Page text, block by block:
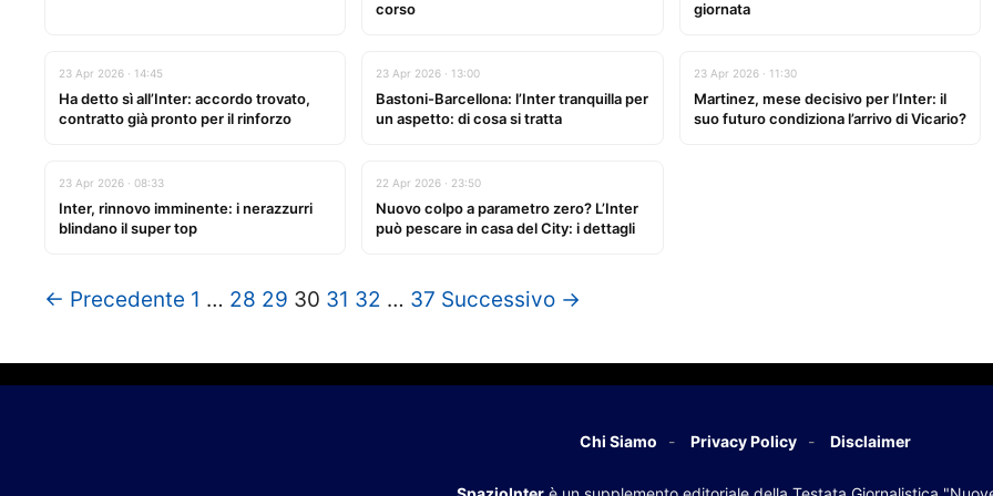
corso
giornata
23 Apr 2026 · 14:45
Ha detto sì all’Inter: accordo trovato,
contratto già pronto per il rinforzo
23 Apr 2026 · 13:00
Bastoni-Barcellona: l’Inter tranquilla per
un aspetto: di cosa si tratta
23 Apr 2026 · 11:30
Martinez, mese decisivo per l’Inter: il
suo futuro condiziona l’arrivo di Vicario?
23 Apr 2026 · 08:33
Inter, rinnovo imminente: i nerazzurri
blindano il super top
22 Apr 2026 · 23:50
Nuovo colpo a parametro zero? L’Inter
può pescare in casa del City: i dettagli
← Precedente 1 … 28 29 30 31 32 … 37 Successivo →
Chi Siamo Privacy Policy Disclaimer